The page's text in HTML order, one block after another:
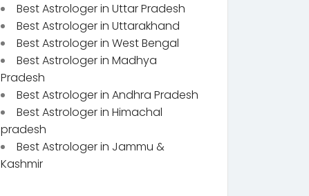
Best Astrologer in Uttar Pradesh
Best Astrologer in Uttarakhand
Best Astrologer in West Bengal
Best Astrologer in Madhya
Pradesh
Best Astrologer in Andhra Pradesh
Best Astrologer in Himachal
pradesh
Best Astrologer in Jammu &
Kashmir